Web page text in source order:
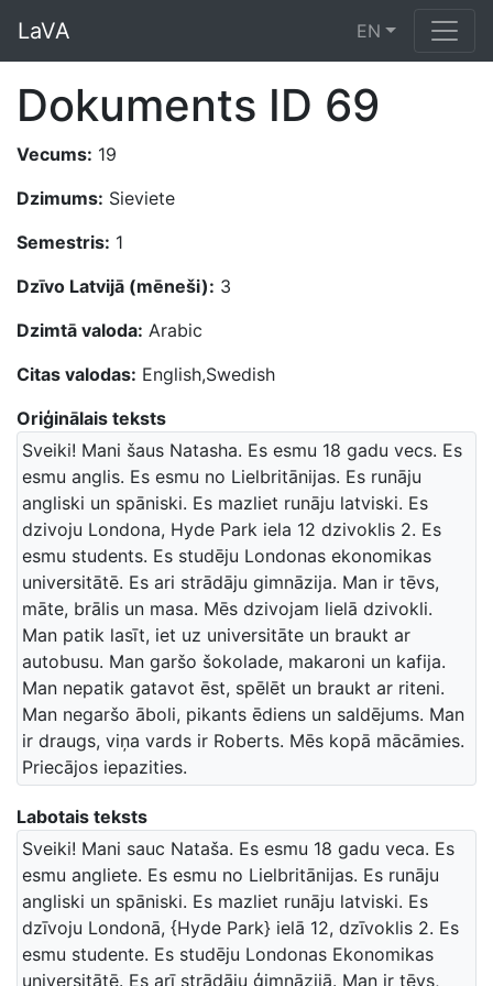
LaVA EN
Dokuments ID 69
Vecums: 19
Dzimums: Sieviete
Semestris: 1
Dzīvo Latvijā (mēneši): 3
Dzimtā valoda: Arabic
Citas valodas: English,Swedish
Oriģinālais teksts
Sveiki! Mani šaus Natasha. Es esmu 18 gadu vecs. Es
esmu anglis. Es esmu no Lielbritānijas. Es runāju
angliski un spāniski. Es mazliet runāju latviski. Es
dzivoju Londona, Hyde Park iela 12 dzivoklis 2. Es
esmu students. Es studēju Londonas ekonomikas
universitātē. Es ari strādāju gimnāzija. Man ir tēvs,
māte, brālis un masa. Mēs dzivojam lielā dzivokli.
Man patik lasīt, iet uz universitāte un braukt ar
autobusu. Man garšo šokolade, makaroni un kafija.
Man nepatik gatavot ēst, spēlēt un braukt ar riteni.
Man negaršo āboli, pikants ēdiens un saldējums. Man
ir draugs, viņa vards ir Roberts. Mēs kopā mācāmies.
Priecājos iepazities.
Labotais teksts
Sveiki! Mani sauc Nataša. Es esmu 18 gadu veca. Es
esmu angliete. Es esmu no Lielbritānijas. Es runāju
angliski un spāniski. Es mazliet runāju latviski. Es
dzīvoju Londonā, {Hyde Park} ielā 12, dzīvoklis 2. Es
esmu studente. Es studēju Londonas Ekonomikas
universitātē. Es arī strādāju ģimnāzijā. Man ir tēvs,